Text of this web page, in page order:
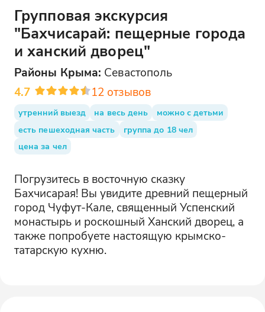
Групповая экскурсия
"Бахчисарай: пещерные города
и ханский дворец"
Районы Крыма: Севастополь
4.7
12 отзывов
утренний выезд на весь день
можно с детьми
есть пешеходная часть
группа до 18 чел
цена за чел
Погрузитесь в восточную сказку
Бахчисарая! Вы увидите древний пещерный
город Чуфут-Кале, священный Успенский
монастырь и роскошный Ханский дворец, а
также попробуете настоящую крымско-
татарскую кухню.